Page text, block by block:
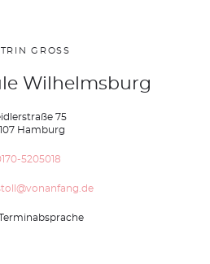
GROSS
Wilhelmsburg
75
Hamburg
5205018